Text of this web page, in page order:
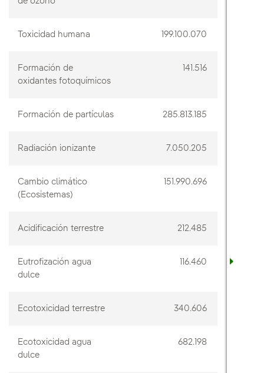
Toxicidad humana 199.100.070
Formación de
oxidantes fotoquímicos
141.516
Formación de partículas 285.813.185
Radiación ionizante 7.050.205
Cambio climático
(Ecosistemas)
151.990.696
Acidificación terrestre 212.485
Eutrofización agua
dulce
116.460
Ecotoxicidad terrestre 340.606
Ecotoxicidad agua
dulce
682.198